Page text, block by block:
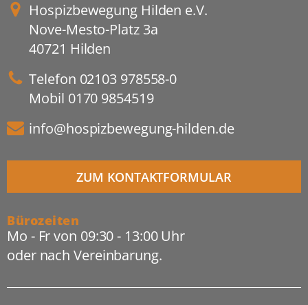
Hospizbewegung Hilden e.V.
Nove-Mesto-Platz 3a
40721 Hilden
Telefon 02103 978558-0
Mobil 0170 9854519
info@hospizbewegung-hilden.de
ZUM KONTAKTFORMULAR
Bürozeiten
Mo - Fr von 09:30 - 13:00 Uhr
oder nach Vereinbarung.